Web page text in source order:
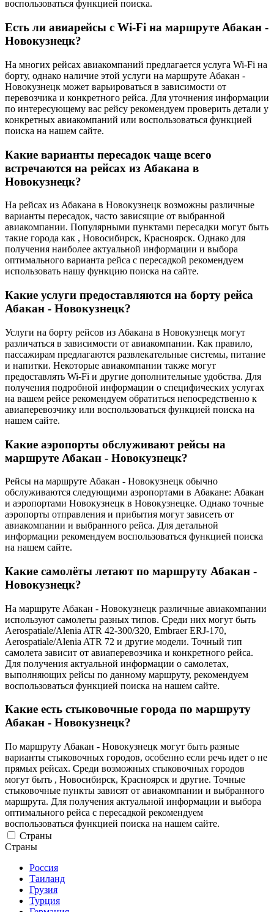
воспользоваться функцией поиска.
Есть ли авиарейсы с Wi-Fi на маршруте Абакан -
Новокузнецк?
На многих рейсах авиакомпаний предлагается услуга Wi-Fi на
борту, однако наличие этой услуги на маршруте Абакан -
Новокузнецк может варьироваться в зависимости от
перевозчика и конкретного рейса. Для уточнения информации
по интересующему вас рейсу рекомендуем проверить детали у
конкретных авиакомпаний или воспользоваться функцией
поиска на нашем сайте.
Какие варианты пересадок чаще всего
встречаются на рейсах из Абакана в
Новокузнецк?
На рейсах из Абакана в Новокузнецк возможны различные
варианты пересадок, часто зависящие от выбранной
авиакомпании. Популярными пунктами пересадки могут быть
такие города как , Новосибирск, Красноярск. Однако для
получения наиболее актуальной информации и выбора
оптимального варианта рейса с пересадкой рекомендуем
использовать нашу функцию поиска на сайте.
Какие услуги предоставляются на борту рейса
Абакан - Новокузнецк?
Услуги на борту рейсов из Абакана в Новокузнецк могут
различаться в зависимости от авиакомпании. Как правило,
пассажирам предлагаются развлекательные системы, питание
и напитки. Некоторые авиакомпании также могут
предоставлять Wi-Fi и другие дополнительные удобства. Для
получения подробной информации о специфических услугах
на вашем рейсе рекомендуем обратиться непосредственно к
авиаперевозчику или воспользоваться функцией поиска на
нашем сайте.
Какие аэропорты обслуживают рейсы на
маршруте Абакан - Новокузнецк?
Рейсы на маршруте Абакан - Новокузнецк обычно
обслуживаются следующими аэропортами в Абакане: Абакан
и аэропортами Новокузнецк в Новокузнецке. Однако точные
аэропорты отправления и прибытия могут зависеть от
авиакомпании и выбранного рейса. Для детальной
информации рекомендуем воспользоваться функцией поиска
на нашем сайте.
Какие самолёты летают по маршруту Абакан -
Новокузнецк?
На маршруте Абакан - Новокузнецк различные авиакомпании
используют самолеты разных типов. Среди них могут быть
Aerospatiale/Alenia ATR 42-300/320, Embraer ERJ-170,
Aerospatiale/Alenia ATR 72 и другие модели. Точный тип
самолета зависит от авиаперевозчика и конкретного рейса.
Для получения актуальной информации о самолетах,
выполняющих рейсы по данному маршруту, рекомендуем
воспользоваться функцией поиска на нашем сайте.
Какие есть стыковочные города по маршруту
Абакан - Новокузнецк?
По маршруту Абакан - Новокузнецк могут быть разные
варианты стыковочных городов, особенно если речь идет о не
прямых рейсах. Среди возможных стыковочных городов
могут быть , Новосибирск, Красноярск и другие. Точные
стыковочные пункты зависят от авиакомпании и выбранного
маршрута. Для получения актуальной информации и выбора
оптимального рейса с пересадкой рекомендуем
воспользоваться функцией поиска на нашем сайте.
Страны
Страны
Россия
Таиланд
Грузия
Турция